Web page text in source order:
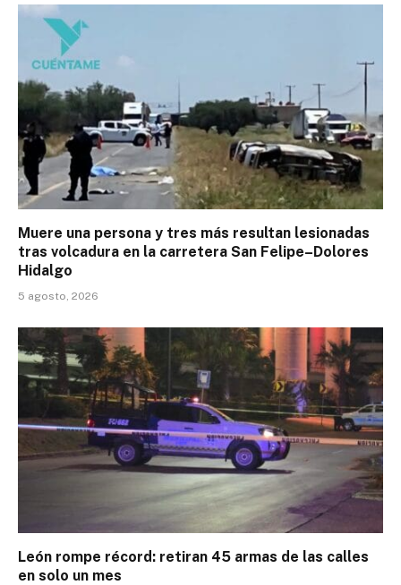
Muere una persona y tres más resultan lesionadas
tras volcadura en la carretera San Felipe–Dolores
Hidalgo
5 agosto, 2026
León rompe récord: retiran 45 armas de las calles
en solo un mes